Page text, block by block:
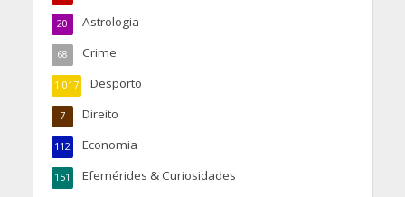
Astrologia
20
Crime
68
Desporto
1.017
Direito
7
Economia
112
Efemérides & Curiosidades
151